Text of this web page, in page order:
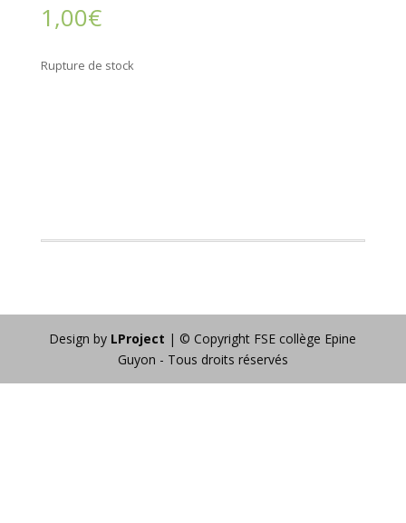
1,00€
Rupture de stock
Design by LProject | © Copyright FSE collège Epine
Guyon - Tous droits réservés